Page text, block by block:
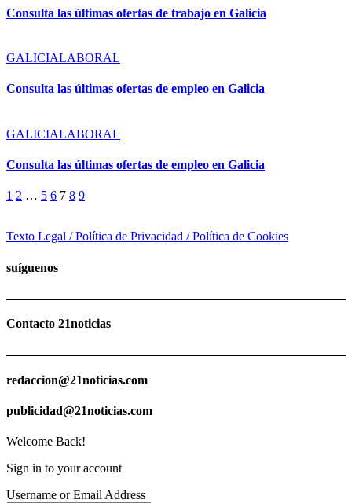
Consulta las últimas ofertas de trabajo en Galicia
GALICIALABORAL
Consulta las últimas ofertas de empleo en Galicia
GALICIALABORAL
Consulta las últimas ofertas de empleo en Galicia
1 2 … 5 6 7 8 9
Texto Legal / Política de Privacidad / Política de Cookies
suíguenos
Contacto 21noticias
redaccion@21noticias.com
publicidad@21noticias.com
Welcome Back!
Sign in to your account
Username or Email Address